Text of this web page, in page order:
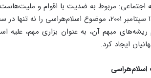
اجتماعی: مربوط به ضدیت با اقوام و
حادثه ۱۱ سپتامبر ۲۰۰۱، موضوع
ریشه‌های مبهم آن، به عنوان بزاری مهم، علیه
ایجاد کرد.
اسلام‌هراسی